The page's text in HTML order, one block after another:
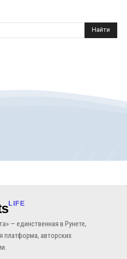
Найти
LIFE
— единственная в Рунете,
платформа, авторских